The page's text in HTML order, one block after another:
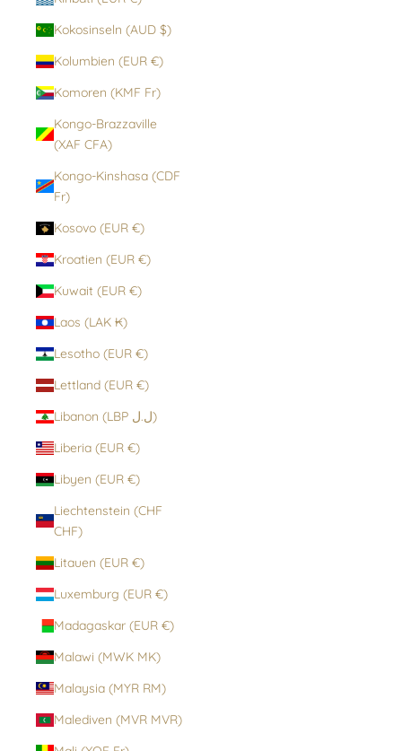
Kokosinseln (AUD $)
Kolumbien (EUR €)
Komoren (KMF Fr)
Kongo-Brazzaville
(XAF CFA)
Kongo-Kinshasa (CDF
Fr)
Kosovo (EUR €)
Kroatien (EUR €)
Kuwait (EUR €)
Laos (LAK ₭)
Lesotho (EUR €)
Lettland (EUR €)
Libanon (LBP ل.ل)
Liberia (EUR €)
Libyen (EUR €)
Liechtenstein (CHF
CHF)
Litauen (EUR €)
Luxemburg (EUR €)
Madagaskar (EUR €)
Malawi (MWK MK)
Malaysia (MYR RM)
Malediven (MVR MVR)